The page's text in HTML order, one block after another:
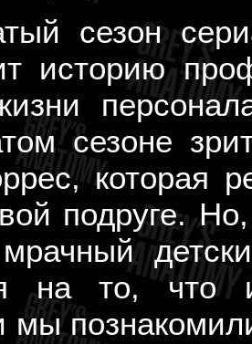
сезон
историю
сезоне
которая
подруге.
на то, что
мы